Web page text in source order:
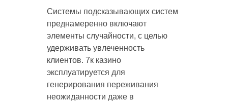
Системы подсказывающих систем
преднамеренно включают
элементы случайности, с целью
удерживать увлеченность
клиентов. 7к казино
эксплуатируется для
генерирования переживания
неожиданности даже в